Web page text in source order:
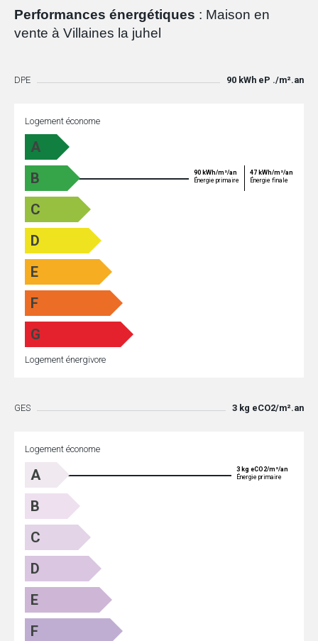
Performances énergétiques : Maison en
vente à Villaines la juhel
DPE 90 kWh eP ./m².an
Logement économe
A
B
90 kWh/m²/an
Énergie primaire
47 kWh/m²/an
Énergie finale
C
D
E
F
G
Logement énergivore
GES 3 kg eCO2/m².an
Logement économe
A
3 kg eCO2/m²/an
Énergie primaire
B
C
D
E
F